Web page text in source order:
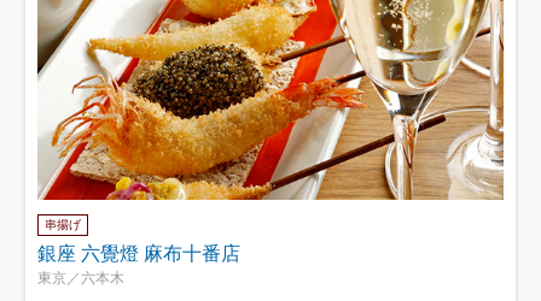
串揚げ
銀座 六覺燈 麻布十番店
東京／六本木